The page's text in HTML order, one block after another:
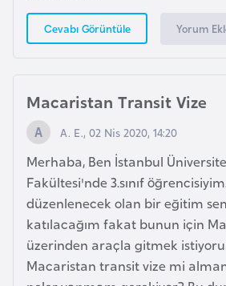
Cevabı Görüntüle Yorum
Macaristan Transit Vize
A. E., 02 Nis 2020, 14:20
Merhaba, Ben İstanbul
Fakültesi'nde 3.sınıf
düzenlenecek olan bir eğitim
katılacağım fakat bunun için
üzerinden araçla gitmek
Macaristan transit vize mi
D
e
m
o
k
r
a
t
i
k
K
o
n